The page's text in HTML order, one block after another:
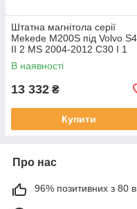
Штатна магнітола серії
Mekede M200S під Volvo
II 2 MS 2004-2012 C30 I 1
2006-2013 C70 II 2 2005-
(W2)
В наявності
13 332 ₴
Купити
Про нас
96% позитивних з 80